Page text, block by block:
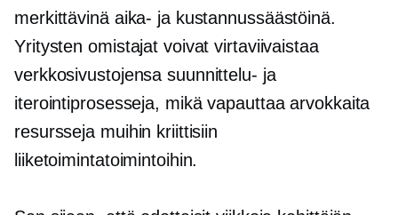
merkittävinä aika- ja kustannussäästöinä.
Yritysten omistajat voivat virtaviivaistaa
verkkosivustojensa suunnittelu- ja
iterointiprosesseja, mikä vapauttaa arvokkaita
resursseja muihin kriittisiin
liiketoimintatoimintoihin.